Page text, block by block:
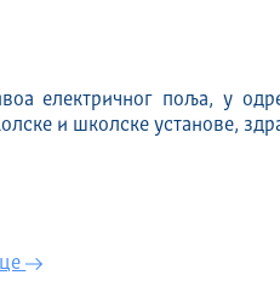
електричног поља, у
и школске установе,